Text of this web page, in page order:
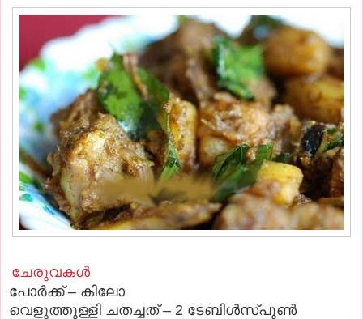
ചേരുവകള്‍
പോര്‍ക്ക്‌ – കിലോ
വെളുത്തുള്ളി ചതച്ചത് – 2 ടേബിള്‍സ്പൂണ്‍